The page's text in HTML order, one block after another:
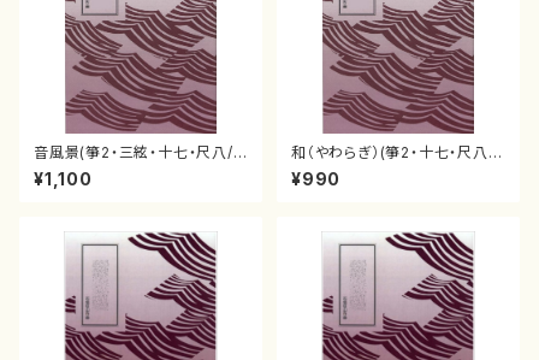
音風景(箏2・三絃・十七・尺八/
石垣征山)
¥1,100
和（やわらぎ）(箏2・十七・尺八2/
石垣征山)
¥990